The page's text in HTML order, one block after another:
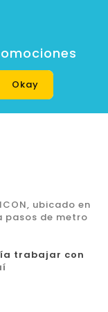
ubicado en
pasos de metro
trabajar con